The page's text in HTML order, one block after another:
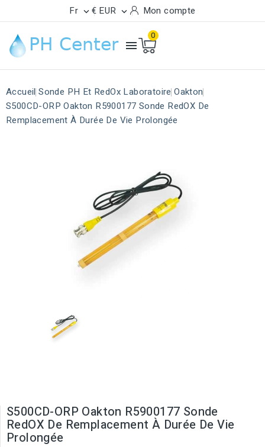
Fr  € EUR  Mon compte

0
Accueil Sonde PH Et RedOx Laboratoire Oakton
S500CD-ORP Oakton R5900177 Sonde RedOX De
Remplacement À Durée De Vie Prolongée
S500CD-ORP Oakton R5900177 Sonde
RedOX De Remplacement À Durée De Vie
Prolongée